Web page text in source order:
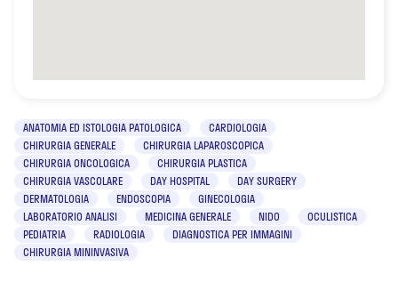
ANATOMIA ED ISTOLOGIA PATOLOGICA
CARDIOLOGIA
CHIRURGIA GENERALE
CHIRURGIA LAPAROSCOPICA
CHIRURGIA ONCOLOGICA
CHIRURGIA PLASTICA
CHIRURGIA VASCOLARE
DAY HOSPITAL
DAY SURGERY
DERMATOLOGIA
ENDOSCOPIA
GINECOLOGIA
LABORATORIO ANALISI
MEDICINA GENERALE NIDO
OCULISTICA
PEDIATRIA
RADIOLOGIA
DIAGNOSTICA PER IMMAGINI
CHIRURGIA MININVASIVA